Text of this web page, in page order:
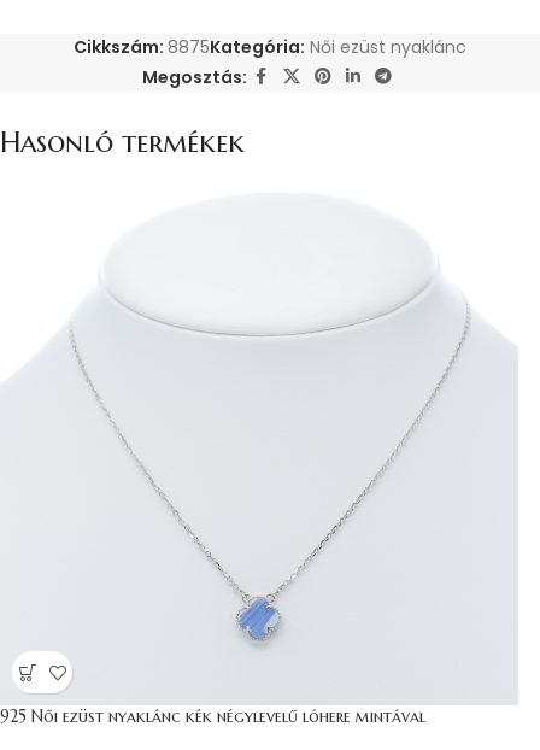
Cikkszám: 8875Kategória: Női ezüst nyaklánc
Megosztás:
Hasonló termékek
925 Női ezüst nyaklánc kék négylevelű lóhere mintával